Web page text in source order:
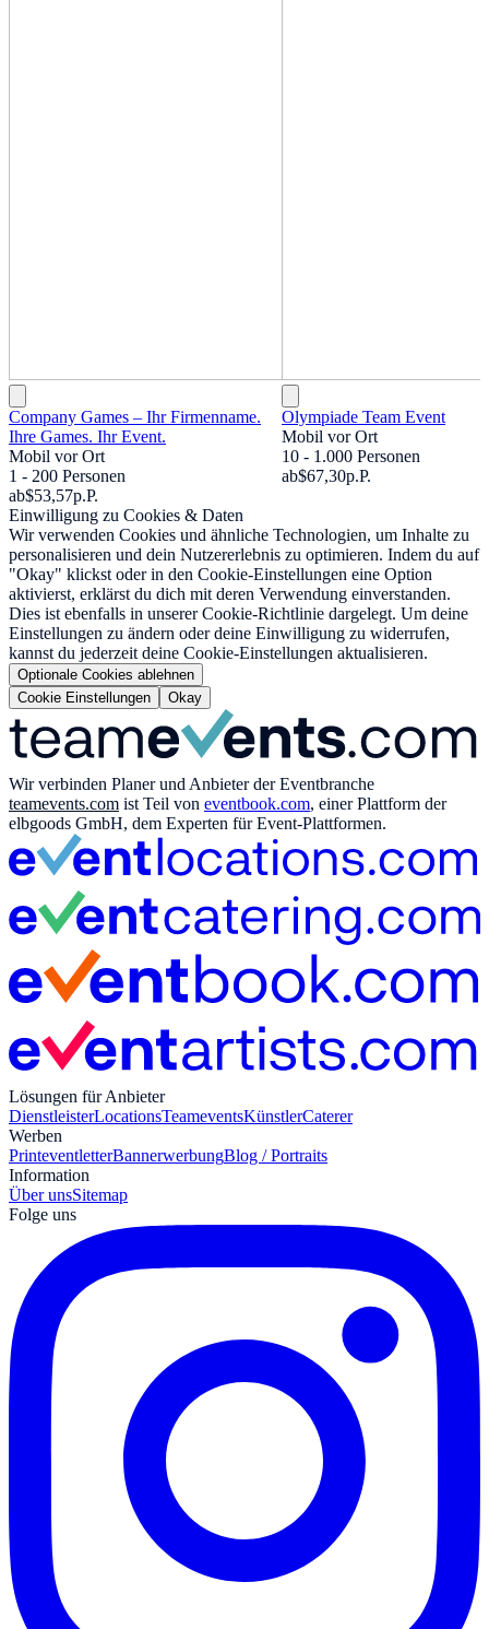
Company Games – Ihr Firmenname.
Ihre Games. Ihr Event.
Mobil vor Ort
1 - 200 Personen
ab$53,57p.P.
Olympiade Team Event
Mobil vor Ort
10 - 1.000 Personen
ab$67,30p.P.
Einwilligung zu Cookies & Daten
Wir verwenden Cookies und ähnliche Technologien, um Inhalte zu
personalisieren und dein Nutzererlebnis zu optimieren. Indem du auf
"Okay" klickst oder in den Cookie-Einstellungen eine Option
aktivierst, erklärst du dich mit deren Verwendung einverstanden.
Dies ist ebenfalls in unserer Cookie-Richtlinie dargelegt. Um deine
Einstellungen zu ändern oder deine Einwilligung zu widerrufen,
kannst du jederzeit deine Cookie-Einstellungen aktualisieren.
Optionale Cookies ablehnen
Cookie Einstellungen
Okay
Wir verbinden Planer und Anbieter der Eventbranche
teamevents.com ist Teil von eventbook.com, einer Plattform der
elbgoods GmbH, dem Experten für Event-Plattformen.
Lösungen für Anbieter
DienstleisterLocationsTeameventsKünstlerCaterer
Werben
PrinteventletterBannerwerbungBlog / Portraits
Information
Über unsSitemap
Folge uns